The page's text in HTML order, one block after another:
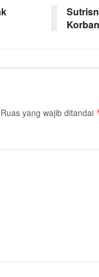
Ruas yang wajib ditandai